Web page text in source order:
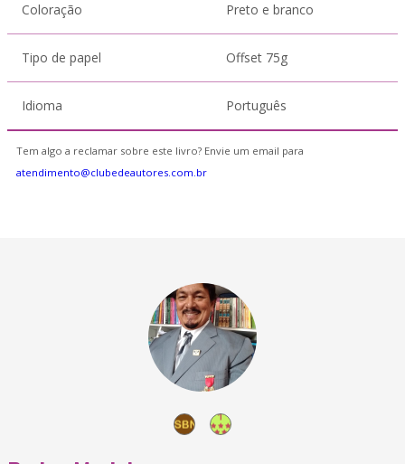
Coloração Preto e branco
Tipo de papel Offset 75g
Idioma Português
Tem algo a reclamar sobre este livro? Envie um email para
atendimento@clubedeautores.com.br